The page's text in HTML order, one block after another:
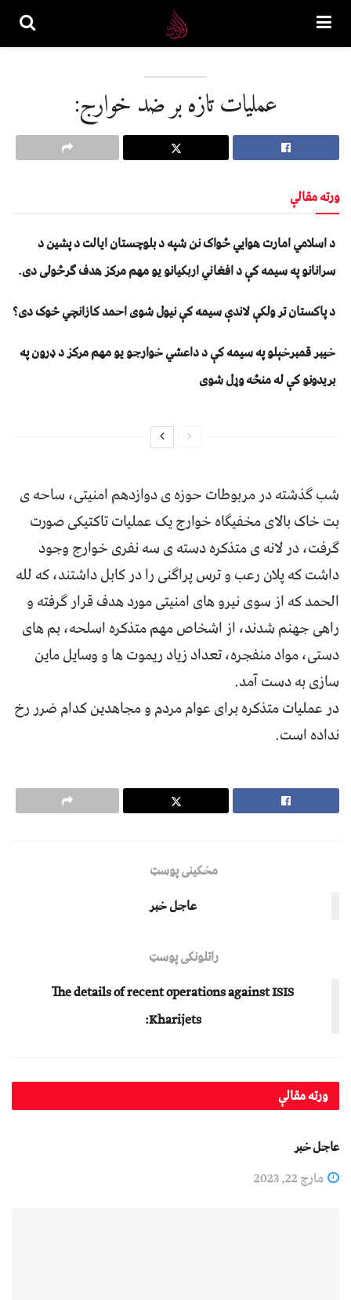
عملیات تازه بر ضد خوارج:
ورته مقالې
د اسلامي امارت هوايي ځواک نن شپه د بلوچستان ايالت د پشين د
سرانانو په سيمه کې د افغاني اربکيانو يو مهم مرکز هدف ګرځولی دی.
د پاکستان تر ولکې لاندې سیمه کې نیول شوی احمد کازانچي څوک دی؟
خیبر قمبرخېلو په سیمه کې د داعشي خوارجو یو مهم مرکز د ډرون په
بریدونو کې له منځه وړل شوی
شب گذشته در مربوطات حوزه ی دوازدهم امنیتی، ساحه ی
بت خاک بالای مخفیگاه خوارج یک عملیات تاکتیکی صورت
گرفت، در لانه ی متذکره دسته ی سه نفری خوارج وجود
داشت که پلان رعب و ترس پراگنی را در کابل داشتند، که لله
الحمد که از سوی نیرو های امنیتی مورد هدف قرار گرفته و
راهی جهنم شدند، از اشخاص مهم متذکره اسلحه، بم های
دستی، مواد منفجره، تعداد زیاد ریموت ها و وسایل ماین
سازی به دست آمد.
در عملیات متذکره برای عوام مردم و مجاهدین کدام ضرر رخ
نداده است.
مخکینی پوسټ
عاجل خبر
راتلونکی پوسټ
The details of recent operations against ISIS
Kharijets:
ورتهمقالې
عاجل خبر
مارچ 22, 2023